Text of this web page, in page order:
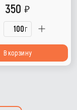
г
350
В корзину